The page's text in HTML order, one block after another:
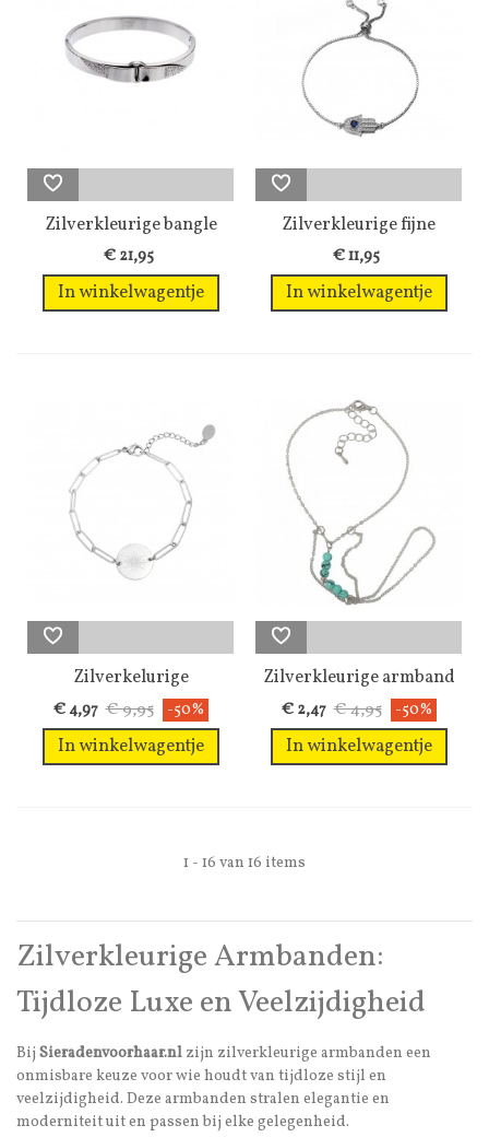
Zilverkleurige bangle
armband...
€ 21,95
In winkelwagentje
Zilverkleurige fijne
armband met...
€ 11,95
In winkelwagentje
Zilverkelurige
schakelarmband...
€ 4,97 € 9,95 -50%
In winkelwagentje
Zilverkleurige armband
met ring...
€ 2,47 € 4,95 -50%
In winkelwagentje
1 - 16 van 16 items
Zilverkleurige Armbanden:
Tijdloze Luxe en Veelzijdigheid
Bij Sieradenvoorhaar.nl zijn zilverkleurige armbanden een
onmisbare keuze voor wie houdt van tijdloze stijl en
veelzijdigheid. Deze armbanden stralen elegantie en
moderniteit uit en passen bij elke gelegenheid.